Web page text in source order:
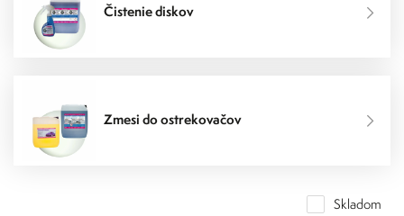
Čistenie diskov
Zmesi do ostrekovačov
Skladom